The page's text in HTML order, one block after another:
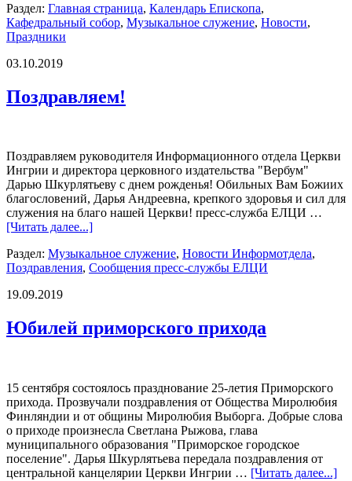
Раздел: Главная страница, Календарь Епископа,
Кафедральный собор, Музыкальное служение, Новости,
Праздники
03.10.2019
Поздравляем!
Поздравляем руководителя Информационного отдела Церкви
Ингрии и директора церковного издательства "Вербум"
Дарью Шкурлятьеву с днем рожденья! Обильных Вам Божиих
благословений, Дарья Андреевна, крепкого здоровья и сил для
служения на благо нашей Церкви! пресс-служба ЕЛЦИ …
[Читать далее...]
Раздел: Музыкальное служение, Новости Информотдела,
Поздравления, Сообщения пресс-службы ЕЛЦИ
19.09.2019
Юбилей приморского прихода
15 сентября состоялось празднование 25-летия Приморского
прихода. Прозвучали поздравления от Общества Миролюбия
Финляндии и от общины Миролюбия Выборга. Добрые слова
о приходе произнесла Светлана Рыжова, глава
муниципального образования "Приморское городское
поселение". Дарья Шкурлятьева передала поздравления от
центральной канцелярии Церкви Ингрии … [Читать далее...]